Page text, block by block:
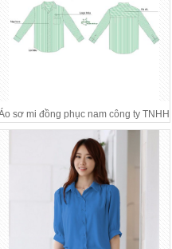
sơ mi đồng phục nam công ty TNHH
Tiền Hậu